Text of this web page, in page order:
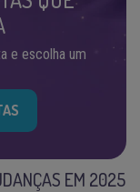
e escolha um
EM 2025